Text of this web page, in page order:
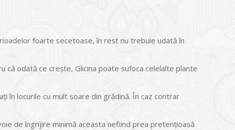
foarte secetoase, în rest nu trebuie udată în
că odată ce crește, Glicina poate sufoca celelalte plante
în locurile cu mult soare din grădină. În caz contrar
de îngrijire minimă aceasta nefiind prea pretențioasă